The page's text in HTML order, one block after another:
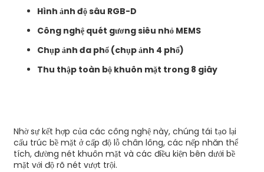
Hình ảnh độ sâu RGB-D
Công nghệ quét gương siêu nhỏ MEMS
Chụp ảnh đa phổ (chụp ảnh 4 phổ)
Thu thập toàn bộ khuôn mặt trong 8 giây
Nhờ sự kết hợp của các công nghệ này, chúng tái tạo lại
cấu trúc bề mặt ở cấp độ lỗ chân lông, các nếp nhăn thể
tích, đường nét khuôn mặt và các điều kiện bên dưới bề
mặt với độ rõ nét vượt trội.